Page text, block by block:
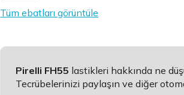
Tüm ebatları görüntüle
Pirelli FH55 lastikleri hakkında ne
Tecrübelerinizi paylaşın ve diğer